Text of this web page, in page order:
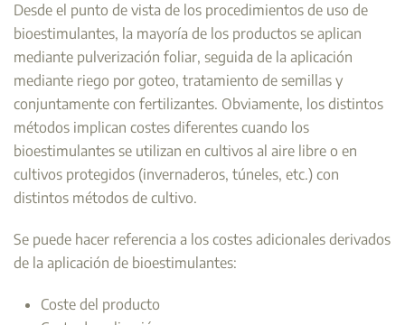
Desde el punto de vista de los procedimientos de uso de
bioestimulantes, la mayoría de los productos se aplican
mediante pulverización foliar, seguida de la aplicación
mediante riego por goteo, tratamiento de semillas y
conjuntamente con fertilizantes. Obviamente, los distintos
métodos implican costes diferentes cuando los
bioestimulantes se utilizan en cultivos al aire libre o en
cultivos protegidos (invernaderos, túneles, etc.) con
distintos métodos de cultivo.
Se puede hacer referencia a los costes adicionales derivados
de la aplicación de bioestimulantes:
Coste del producto